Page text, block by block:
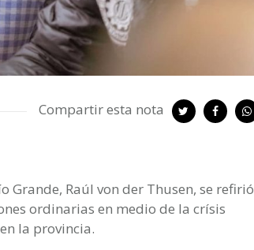
Compartir esta nota
Grande, Raúl von der Thusen, se refirió
ordinarias en medio de la crísis
la provincia.